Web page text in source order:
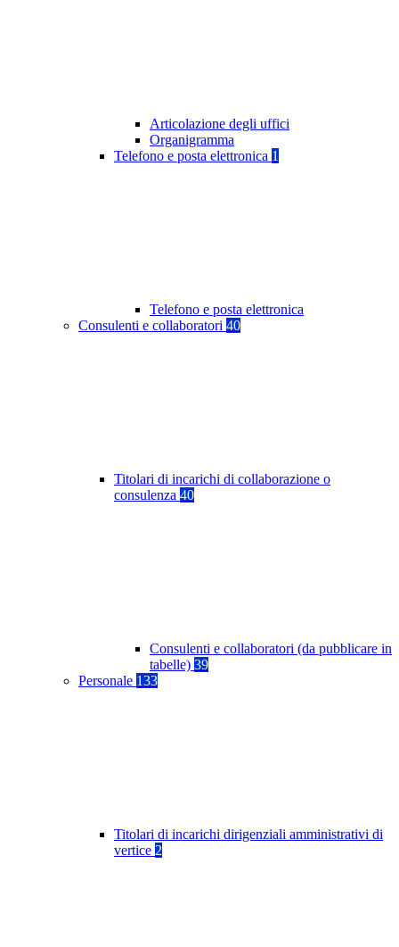
Articolazione degli uffici
Organigramma
Telefono e posta elettronica 1
Telefono e posta elettronica
Consulenti e collaboratori 40
Titolari di incarichi di collaborazione o
consulenza 40
Consulenti e collaboratori (da pubblicare in
tabelle) 39
Personale 133
Titolari di incarichi dirigenziali amministrativi di
vertice 2